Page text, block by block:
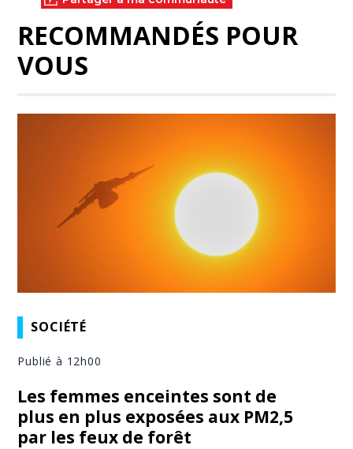
RECOMMANDÉS POUR
VOUS
SOCIÉTÉ
Publié à 12h00
Les femmes enceintes sont de
plus en plus exposées aux PM2,5
par les feux de forêt